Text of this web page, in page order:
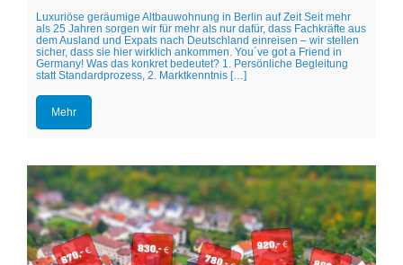
Luxuriöse geräumige Altbauwohnung in Berlin auf Zeit Seit mehr
als 25 Jahren sorgen wir für mehr als nur dafür, dass Fachkräfte aus
dem Ausland und Expats nach Deutschland einreisen – wir stellen
sicher, dass sie hier wirklich ankommen. You´ve got a Friend in
Germany! Was das konkret bedeutet? 1. Persönliche Begleitung
statt Standardprozess, 2. Marktkenntnis […]
Mehr